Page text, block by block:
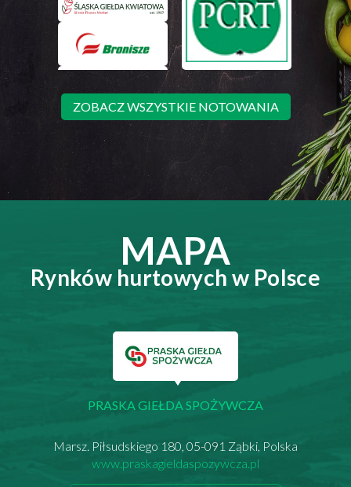
ZOBACZ WSZYSTKIE NOTOWANIA
MAPA
Rynków hurtowych w Polsce
PRASKA GIEŁDA SPOŻYWCZA
Marsz. Piłsudskiego 180, 05-091 Ząbki, Polska
www.praskagieldaspozywcza.pl